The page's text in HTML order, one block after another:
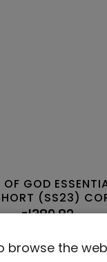
OF GOD
(SS23)
BLACK
zł389,82
SZCZEGÓŁY
browse the